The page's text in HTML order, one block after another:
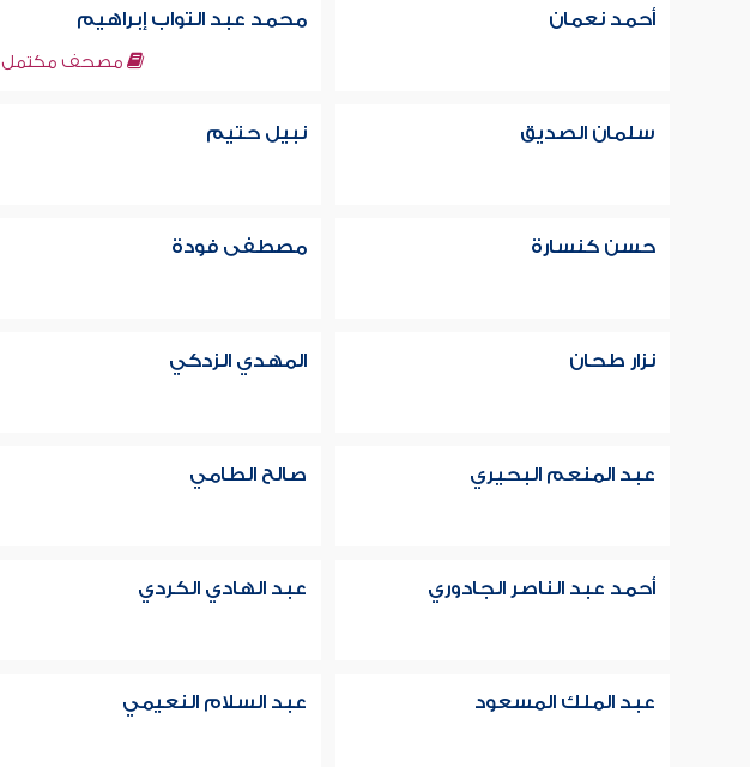
أحمد نعمان محمد عبد التواب إبراهيم
مصحف مكتمل
سلمان الصديق نبيل حتيم
حسن كنسارة مصطفى فودة
نزار طحان المهدي الزدكي
عبد المنعم البحيري صالح الطامي
أحمد عبد الناصر الجادوري عبد الهادي الكردي
عبد الملك المسعود عبد السلام النعيمي